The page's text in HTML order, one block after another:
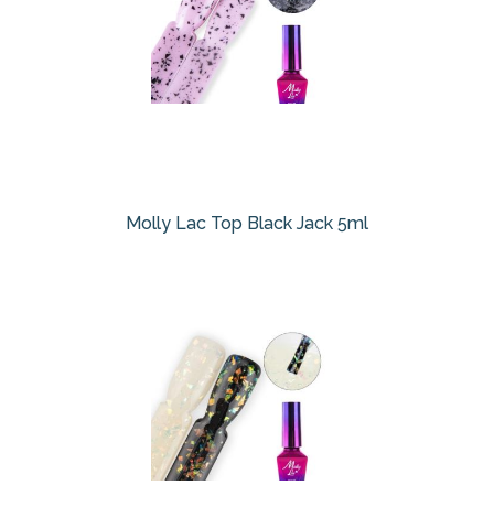
Molly Lac Top Black Jack 5ml